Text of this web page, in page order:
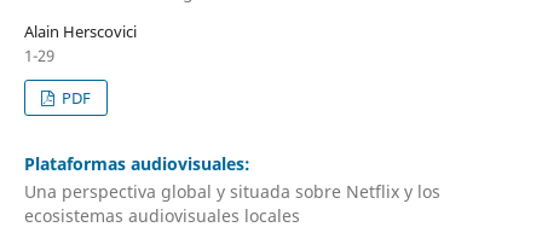
Alain Herscovici
1-29
PDF
Plataformas audiovisuales:
Una perspectiva global y situada sobre Netflix y los
ecosistemas audiovisuales locales